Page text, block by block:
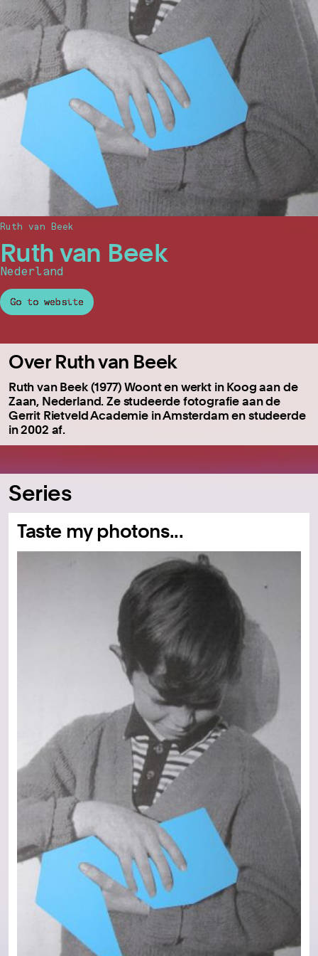
Ruth van Beek
Nederland
Go to website
Ruth van Beek
Over Ruth van Beek
Ruth van Beek (1977) Woont en werkt in Koog aan de
Zaan, Nederland. Ze studeerde fotografie aan de
Gerrit Rietveld Academie in Amsterdam en studeerde
in 2002 af.
Series
Taste my photons...